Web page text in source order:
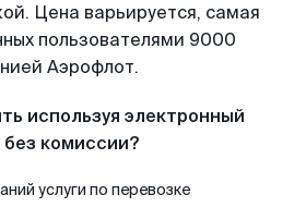
Цена варьируется, самая
пользователями 9000
Аэрофлот.
используя электронный
комиссии?
услуги по перевозке